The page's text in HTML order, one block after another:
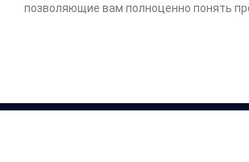
позволяющие вам полноценно понять